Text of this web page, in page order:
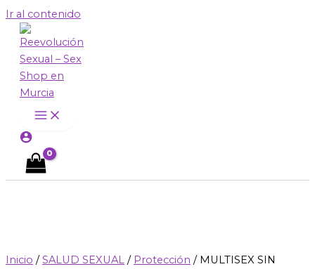
Ir al contenido
Inicio /SALUD SEXUAL / Protección / MULTISEX SIN